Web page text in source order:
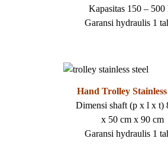
Kapasitas 150 – 500
Garansi hydraulis 1
Hand Trolley Stainless
Dimensi shaft (p x l x t)
x 50 cm x 90 cm
Garansi hydraulis 1